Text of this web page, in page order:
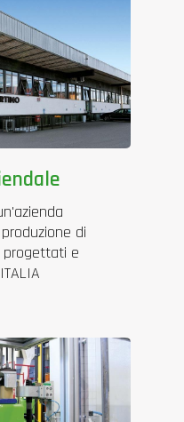
di
progettati e